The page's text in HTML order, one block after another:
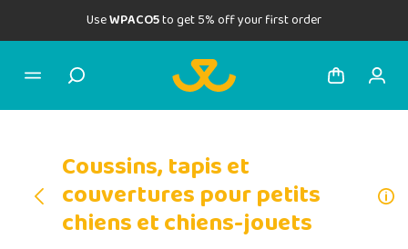
UseWPACO5to get 5% off your first order
Coussins, tapis et
couvertures pour petits
chiens et chiens-jouets